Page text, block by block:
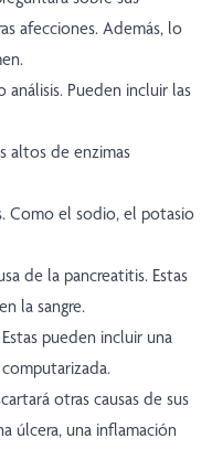
afecciones. Además, lo
análisis. Pueden incluir las
altos de enzimas
Como el sodio, el potasio
de la pancreatitis. Estas
la sangre.
pueden incluir una
otras causas de sus
úlcera, una inflamación